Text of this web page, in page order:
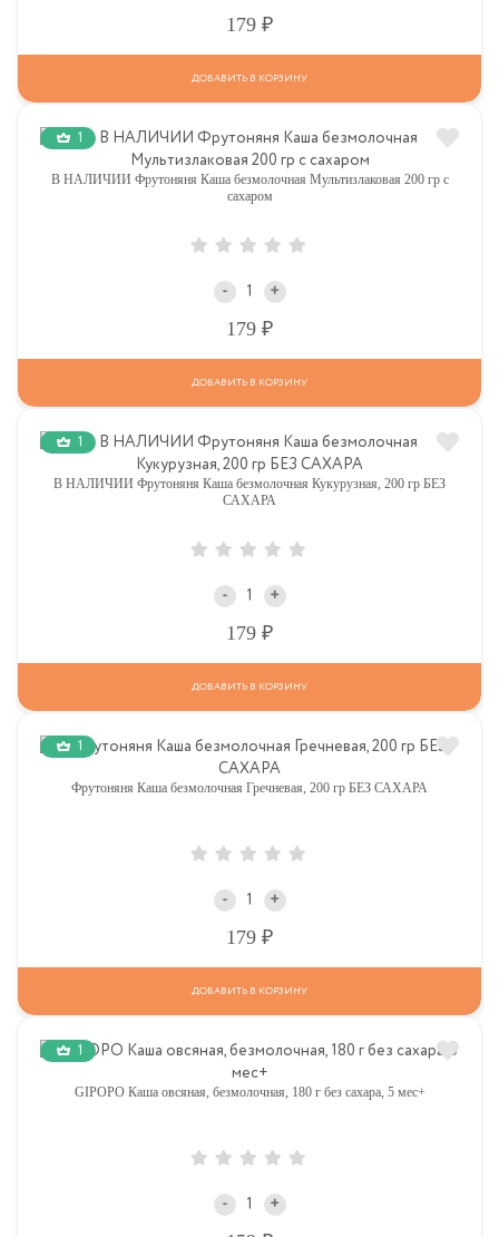
179
ДОБАВИТЬ В КОРЗИНУ
1
В НАЛИЧИИ Фрутоняня Каша безмолочная Мультизлаковая 200 гр с
сахаром
- +
179
ДОБАВИТЬ В КОРЗИНУ
1
В НАЛИЧИИ Фрутоняня Каша безмолочная Кукурузная, 200 гр БЕЗ
САХАРА
- +
179
ДОБАВИТЬ В КОРЗИНУ
1
Фрутоняня Каша безмолочная Гречневая, 200 гр БЕЗ САХАРА
- +
179
ДОБАВИТЬ В КОРЗИНУ
1
GIPOPO Каша овсяная, безмолочная, 180 г без сахара, 5 мес+
- +